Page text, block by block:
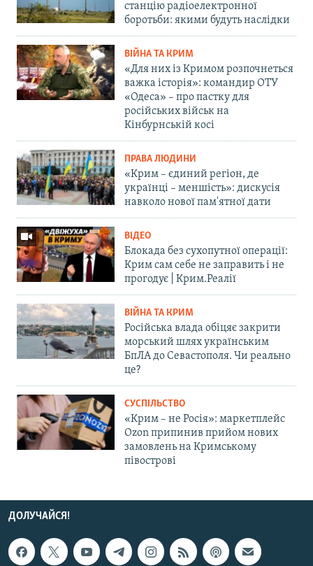
станцію радіоелектронної
боротьби: якими будуть наслідки
ВІЙНА ТА КРИМ
«Для них із Кримом розпочнеться
важка історія»: командир ОТУ
«Одеса» – про пастку для
російських військ на
Кінбурнській косі
ПРАВА ЛЮДИНИ
«Крим – єдиний регіон, де
українці – меншість»: дискусія
навколо нової пам'ятної дати
ВІДЕО
Блокада без сухопутної операції:
Крим сам себе не заправить і не
прогодує | Крим.Реалії
ВІЙНА ТА КРИМ
Російська влада обіцяє закрити
морський шлях українським
БпЛА до Севастополя. Чи реально
це?
СУСПІЛЬСТВО
«Крим – не Росія»: маркетплейс
Ozon припинив прийом нових
замовлень на Кримському
півострові
ДОЛУЧАЙСЯ!